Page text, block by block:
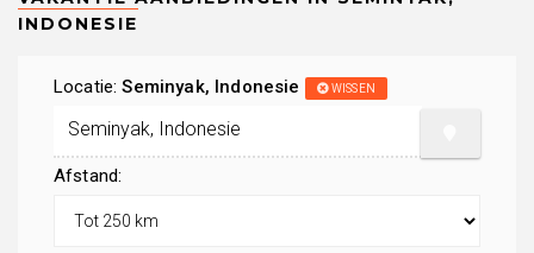
Locatie:Seminyak, Indonesie WISSEN
Afstand: